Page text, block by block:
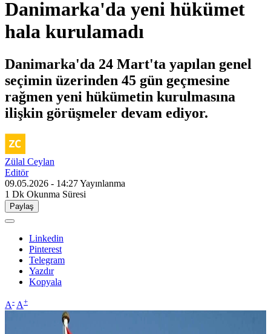
Danimarka'da yeni hükümet
hala kurulamadı
Danimarka'da 24 Mart'ta yapılan genel
seçimin üzerinden 45 gün geçmesine
rağmen yeni hükümetin kurulmasına
ilişkin görüşmeler devam ediyor.
Zülal Ceylan
Editör
09.05.2026 - 14:27Yayınlanma
1 Dk Okunma Süresi
Paylaş
Linkedin
Pinterest
Telegram
Yazdır
Kopyala
A- A+